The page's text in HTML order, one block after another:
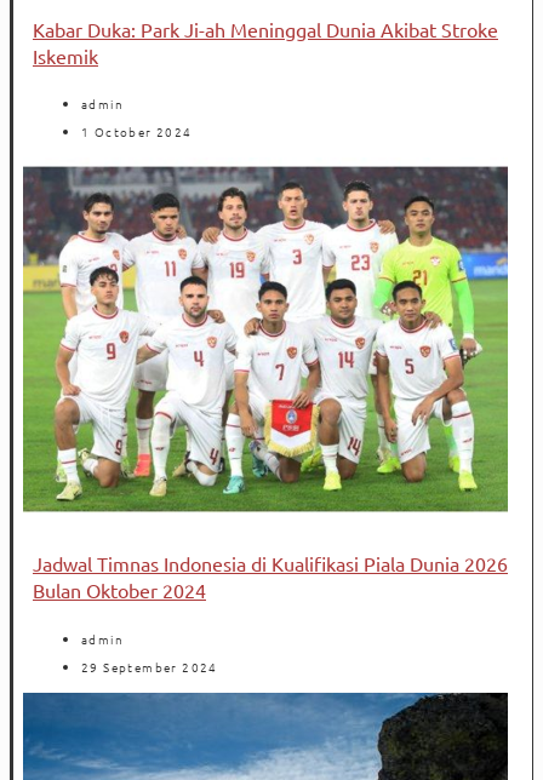
Kabar Duka: Park Ji-ah Meninggal Dunia Akibat Stroke
Iskemik
admin
1 October 2024
Jadwal Timnas Indonesia di Kualifikasi Piala Dunia 2026
Bulan Oktober 2024
admin
29 September 2024